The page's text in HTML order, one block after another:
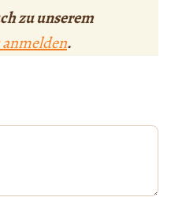
zu unserem
.